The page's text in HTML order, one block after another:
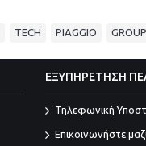
TECH PIAGGIO GROUP
ΕΞΥΠΗΡΕΤΗΣΗ
Τηλεφωνική
Επικοινωνήστε